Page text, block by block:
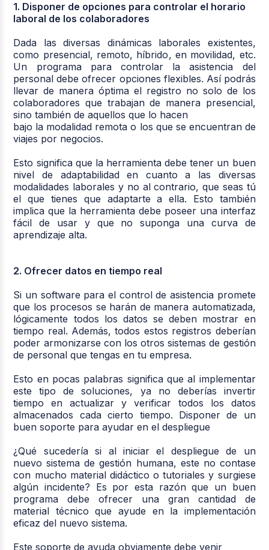
1. Disponer de opciones para controlar el horario
laboral de los colaboradores
Dada las diversas dinámicas laborales existentes,
como presencial, remoto, híbrido, en movilidad, etc.
Un programa para controlar la asistencia del
personal debe ofrecer opciones flexibles. Así podrás
llevar de manera óptima el registro no solo de los
colaboradores que trabajan de manera presencial,
sino también de aquellos que lo hacen
bajo la modalidad remota o los que se encuentran de
viajes por negocios.
Esto significa que la herramienta debe tener un buen
nivel de adaptabilidad en cuanto a las diversas
modalidades laborales y no al contrario, que seas tú
el que tienes que adaptarte a ella. Esto también
implica que la herramienta debe poseer una interfaz
fácil de usar y que no suponga una curva de
aprendizaje alta.
2. Ofrecer datos en tiempo real
Si un software para el control de asistencia promete
que los procesos se harán de manera automatizada,
lógicamente todos los datos se deben mostrar en
tiempo real. Además, todos estos registros deberían
poder armonizarse con los otros sistemas de gestión
de personal que tengas en tu empresa.
Esto en pocas palabras significa que al implementar
este tipo de soluciones, ya no deberías invertir
tiempo en actualizar y verificar todos los datos
almacenados cada cierto tiempo. Disponer de un
buen soporte para ayudar en el despliegue
¿Qué sucedería si al iniciar el despliegue de un
nuevo sistema de gestión humana, este no contase
con mucho material didáctico o tutoriales y surgiese
algún incidente? Es por esta razón que un buen
programa debe ofrecer una gran cantidad de
material técnico que ayude en la implementación
eficaz del nuevo sistema.
Este soporte de ayuda obviamente debe venir